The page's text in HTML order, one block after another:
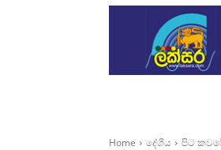
Home දේශීය පිට